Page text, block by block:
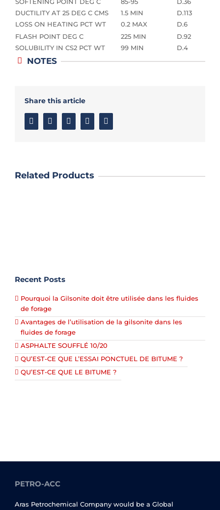
DUCTILITY AT 25 DEG C CMS
1.5 MIN
D.113
LOSS ON HEATING PCT WT
0.2 MAX
D.6
FLASH POINT DEG C
225 MIN
D.92
SOLUBILITY IN CS2 PCT WT
99 MIN D.4
NOTES
Share this article
FacebookTwitter LinkedinGoogle+
Related Products
Recent Posts
Pourquoi la Gilsonite doit être utilisée dans les fluides
de forage
Avantages de l’utilisation de la gilsonite dans les
fluides de forage
ASPHALTE SOUFFLÉ 10/20
QU’EST-CE QUE L’ESSAI PONCTUEL DE BITUME ?
QU’EST-CE QUE LE BITUME ?
PETRO-ACC
Aras Petrochemical Company would be a Global